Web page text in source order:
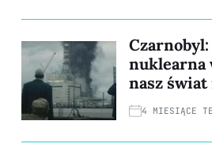
nuklearna
nasz świat
4 MIESIĄCE